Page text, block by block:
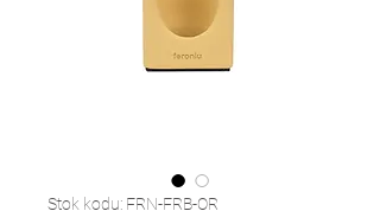
Stok kodu: FRN-FRB-OR